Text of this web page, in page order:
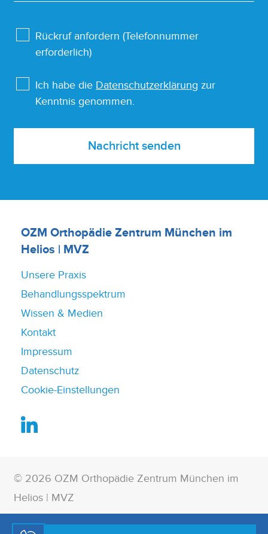
Rückruf anfordern (Telefonnummer
erforderlich)
Ich habe die Datenschutzerklärung zur
Kenntnis genommen.
Nachricht senden
OZM Orthopädie Zentrum München im
Helios | MVZ
Unsere Praxis
Behandlungsspektrum
Wissen & Medien
Kontakt
Impressum
Datenschutz
Cookie-Einstellungen
© 2026 OZM Orthopädie Zentrum München im
Helios | MVZ